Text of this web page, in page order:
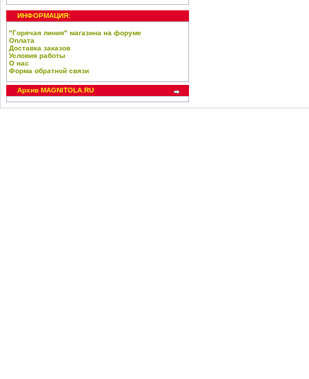
ИНФОРМАЦИЯ:
"Горячая линия" магазина на форуме
Оплата
Доставка заказов
Условия работы
О нас
Форма обратной связи
Архив MAGNITOLA.RU